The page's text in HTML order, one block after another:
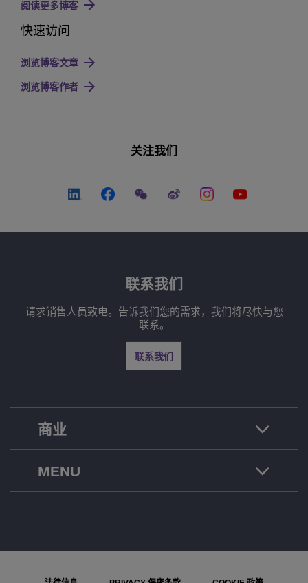
阅读更多博客
快速访问
浏览博客文章
浏览博客作者
关注我们
商业
联系我们
请求销售人员致电。告诉我们您的需求，我们将尽快与您
联系。
联系我们
MENU